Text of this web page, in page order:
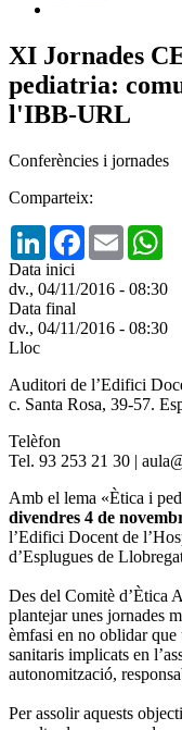
XI Jornades
pediatria:
l'IBB-URL
Conferències i jornades
Comparteix:
LinkedInFacebook
Email
Data inici
dv., 04/11/2016 - 08:30
Data final
dv., 04/11/2016 - 08:30
Lloc
Auditori de l’Edifici
c. Santa Rosa, 39-57.
Telèfon
Tel. 93 253 21 30 |
Amb el lema «Ètica i
divendres 4 de
l’Edifici Docent de
d’Esplugues de
Des del Comitè d’Ètica
plantejar unes jornades
èmfasi en no oblidar que
sanitaris implicats en
autonomització,
Per assolir aquests